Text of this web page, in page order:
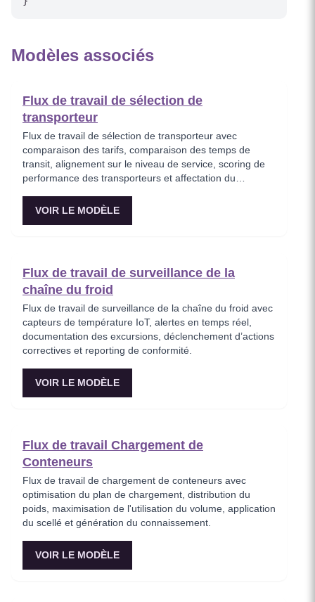
Modèles associés
Flux de travail de sélection de
transporteur
Flux de travail de sélection de transporteur avec
comparaison des tarifs, comparaison des temps de
transit, alignement sur le niveau de service, scoring de
performance des transporteurs et affectation du
VOIR LE MODÈLE
Flux de travail de surveillance de la
chaîne du froid
Flux de travail de surveillance de la chaîne du froid avec
capteurs de température IoT, alertes en temps réel,
documentation des excursions, déclenchement d’actions
correctives et reporting de conformité.
VOIR LE MODÈLE
Flux de travail Chargement de
Conteneurs
Flux de travail de chargement de conteneurs avec
optimisation du plan de chargement, distribution du
poids, maximisation de l'utilisation du volume, application
du scellé et génération du connaissement.
VOIR LE MODÈLE